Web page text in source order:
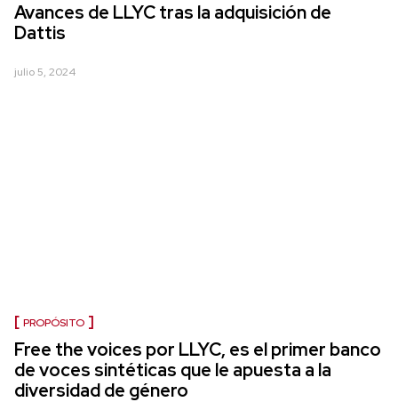
Avances de LLYC tras la adquisición de
Dattis
julio 5, 2024
PROPÓSITO
Free the voices por LLYC, es el primer banco
de voces sintéticas que le apuesta a la
diversidad de género